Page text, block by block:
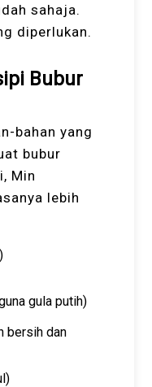
sahaja.
diperlukan.
Bubur
bahan yang
bubur
Min
lebih
gula putih)
bersih dan